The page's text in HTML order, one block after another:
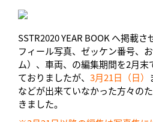
SSTR2020 YEAR BOOK へ掲載
フィール写真、ゼッケン番号、
ム）、車両、の編集期間を2月
ておりましたが、 3月21日（日）
などが出来ていなかった方々の
きました。